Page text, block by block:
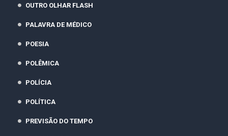
OUTRO OLHAR FLASH
PALAVRA DE MÉDICO
POESIA
POLÊMICA
POLÍCIA
POLÍTICA
PREVISÃO DO TEMPO